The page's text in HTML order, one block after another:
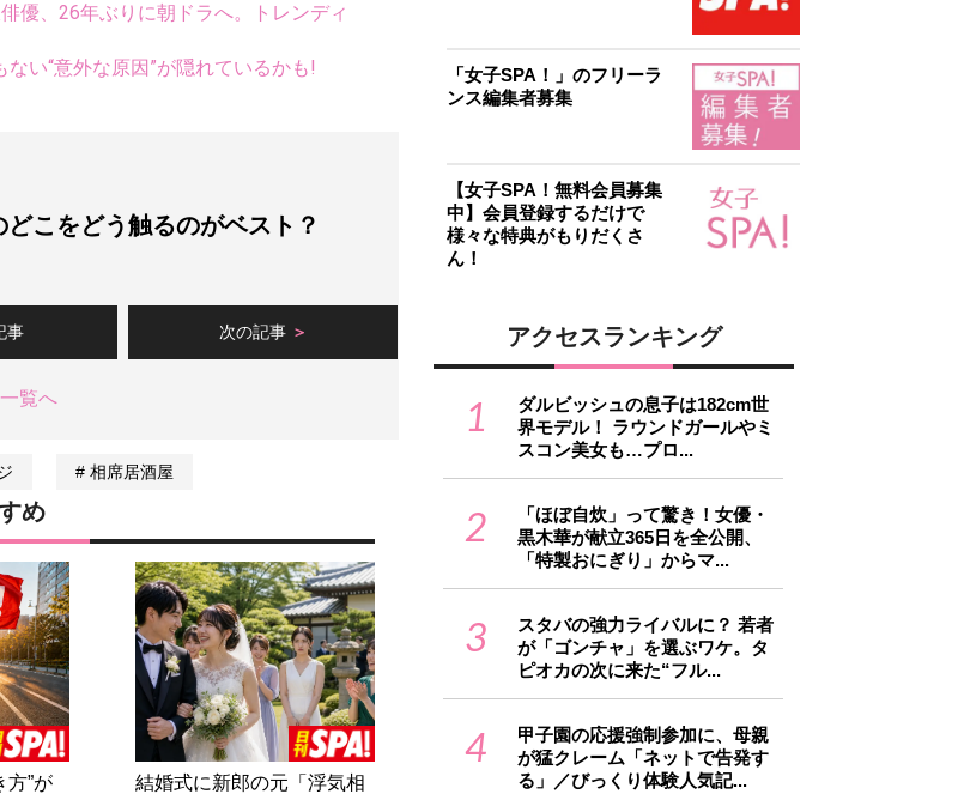
優、26年ぶりに朝ドラへ。トレンディ
い“意外な原因”が隠れているかも!
こをどう触るのがベスト？
事 次の記事
覧へ
相席居酒屋
め
方”が
結婚式に新郎の元「浮気相
「女子SPA！」のフリーラ
ンス編集者募集
【女子SPA！無料会員募集
中】会員登録するだけで
様々な特典がもりだくさ
ん！
アクセスランキング
1
ダルビッシュの息子は182cm世
界モデル！ ラウンドガールやミ
スコン美女も…プロ...
2
「ほぼ自炊」って驚き！女優・
黒木華が献立365日を全公開、
「特製おにぎり」からマ...
3
スタバの強力ライバルに？ 若者
が「ゴンチャ」を選ぶワケ。タ
ピオカの次に来た“フル...
4
甲子園の応援強制参加に、母親
が猛クレーム「ネットで告発す
る」／びっくり体験人気記...